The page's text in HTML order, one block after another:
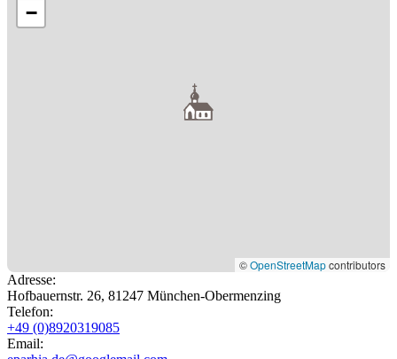
−
©OpenStreetMapcontributors
Adresse:
Hofbauernstr. 26, 81247 München-Obermenzing
Telefon:
+49 (0)8920319085
Email: